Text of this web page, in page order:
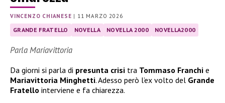
VINCENZO CHIANESE | 11 MARZO 2026
GRANDE FRATELLO NOVELLA NOVELLA 2000 NOVELLA2000
Parla Mariavittoria
Da giorni si parla di presunta crisi tra Tommaso Franchi e
Mariavittoria Minghetti. Adesso però l’ex volto del Grande
Fratello interviene e fa chiarezza.